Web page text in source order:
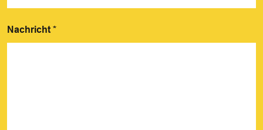
Nachricht *